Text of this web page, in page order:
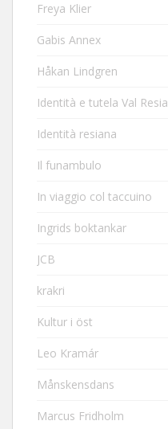
Freya Klier
Gabis Annex
Håkan Lindgren
Identità e tutela Val Resia
Identità resiana
Il funambulo
In viaggio col taccuino
Ingrids boktankar
JCB
krakri
Kultur i öst
Leo Kramár
Månskensdans
Marcus Fridholm